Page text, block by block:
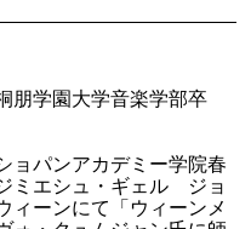
朋学園大学音楽学部卒
ョパンアカデミー学院春
ミエシュ・ギェル ジョ
ィーンにて「ウィーンメ